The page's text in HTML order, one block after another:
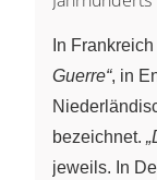
In
Guerre“, in
bezeichnet.
jeweils. In